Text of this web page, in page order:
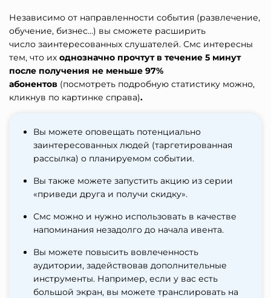
Независимо от направленности события (развлечение,
обучение, бизнес…) вы сможете расширить
число заинтересованных слушателей. Смс интересны
тем, что их однозначно прочтут в течение 5 минут
после получения не меньше 97%
абонентов (посмотреть подробную статистику можно,
кликнув по картинке справа).
Вы можете оповещать потенциально
заинтересованных людей (таргетированная
рассылка) о планируемом событии.
Вы также можете запустить акцию из серии
«приведи друга и получи скидку».
Смс можно и нужно использовать в качестве
напоминания незадолго до начала ивента.
Вы можете повысить вовлеченность
аудитории, задействовав дополнительные
инструменты. Например, если у вас есть
большой экран, вы можете транслировать на